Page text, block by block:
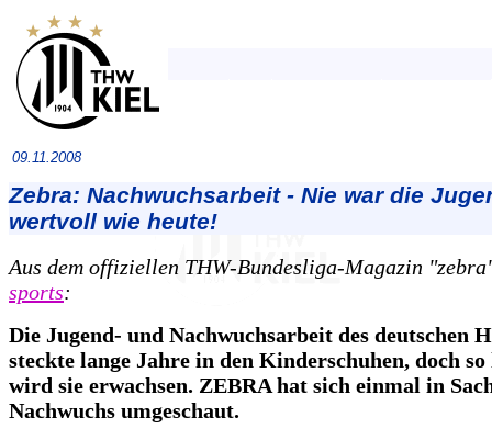
09.11.2008
Zebra: Nachwuchsarbeit - Nie war die
wertvoll wie heute!
Aus dem offiziellen THW-Bundesliga-Magazin
sports:
Die Jugend- und Nachwuchsarbeit des deutschen
steckte lange Jahre in den Kinderschuhen, doch so
wird sie erwachsen. ZEBRA hat sich einmal in
Nachwuchs umgeschaut.